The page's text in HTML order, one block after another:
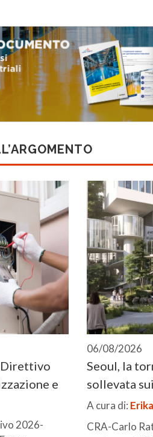
Direttivo
e
2026-
06/08/2026
Seoul, la
sollevata
A cura di:
CRA-Carlo